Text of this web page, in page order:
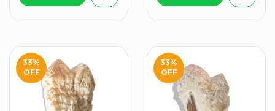
33%
OFF
33%
OFF